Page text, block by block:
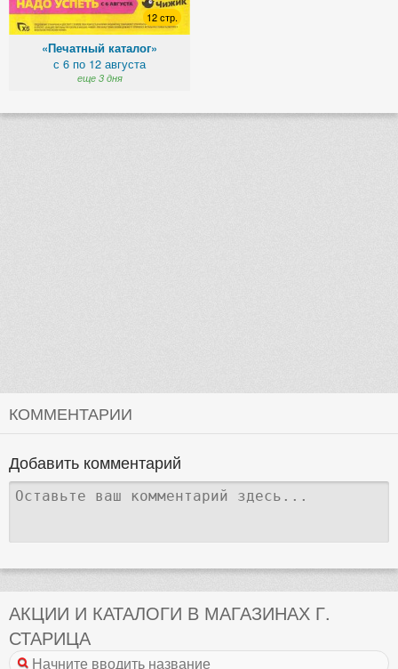
12 стр.
«Печатный каталог»
с 6 по 12 августа
еще 3 дня
КОММЕНТАРИИ
Добавить комментарий
АКЦИИ И КАТАЛОГИ В МАГАЗИНАХ Г.
СТАРИЦА